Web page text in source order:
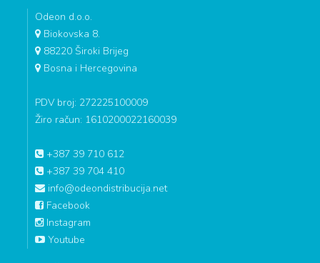
Odeon d.o.o.
Biokovska 8.
88220 Široki Brijeg
Bosna i Hercegovina
PDV broj: 272225100009
Žiro račun: 1610200022160039
+387 39 710 612
+387 39 704 410
info@odeondistribucija.net
Facebook
Instagram
Youtube